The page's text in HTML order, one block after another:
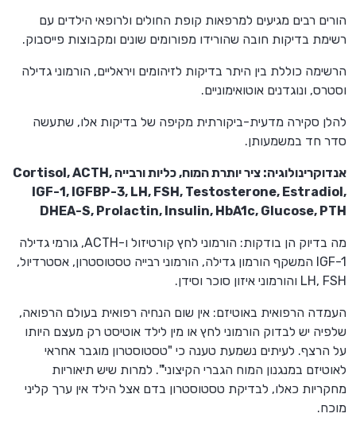
הורים רבים מגיעים למרפאות קופת החולים ולרופאי הילדים עם
רשימת בדיקות חובה שהורידו מפורומים שונים ומקבוצות פייסבוק.
הרשימה כוללת בין היתר בדיקות לזיהומים ויראליים, הורמוני גדילה
וסטרס, ונוגדנים אוטואימוניים.
להלן סקירה מדעית-ביקורתית מקיפה של בדיקות אלו, שתעשה
סדר חד במשמעותן.
אנדוקרינולוגיה: ציר יותרת המוח, כליות ורבייה Cortisol, ACTH,
IGF-1, IGFBP-3, LH, FSH, Testosterone, Estradiol,
DHEA-S, Prolactin, Insulin, HbA1c, Glucose, PTH
מה בדיוק הן בודקות: הורמוני לחץ קורטיזול ו-ACTH, גורמי גדילה
IGF-1 המשקף הורמון גדילה, הורמוני רבייה טסטוסטרון, אסטרדיול,
LH, FSH והורמוני איזון סוכר וסידן.
העמדה הרפואית באוטיזם: אין שום הנחיה רפואית בעולם הרפואה,
שלפיה יש לבדוק הורמוני לחץ או מין לילד אוטיסט רק מעצם היותו
על הרצף. לעיתים נשמעת טענה כי "טסטוסטרון מוגבר אחראי
לאוטיזם במנגנון המוח הגברי הקיצוני'". למרות שיש תיאוריות
מחקריות כאלו, לבדיקת טסטוסטרון בדם אצל הילד אין ערך קליני
מוכח.